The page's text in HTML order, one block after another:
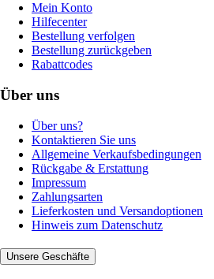
Mein Konto
Hilfecenter
Bestellung verfolgen
Bestellung zurückgeben
Rabattcodes
Über uns
Über uns?
Kontaktieren Sie uns
Allgemeine Verkaufsbedingungen
Rückgabe & Erstattung
Impressum
Zahlungsarten
Lieferkosten und Versandoptionen
Hinweis zum Datenschutz
Unsere Geschäfte